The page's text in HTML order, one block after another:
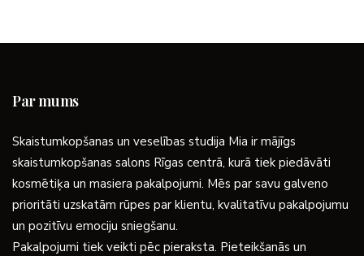
Par mums
Skaistumkopšanas un veselības studija Mia ir mājīgs
skaistumkopšanas salons Rīgas centrā, kurā tiek piedāvāti
kosmētiķa un masiera pakalpojumi. Mēs par savu galveno
prioritāti uzskatām rūpes par klientu, kvalitatīvu pakalpojumu
un pozitīvu emociju sniegšanu.
Pakalpojumi tiek veikti pēc pieraksta. Pieteikšanās un